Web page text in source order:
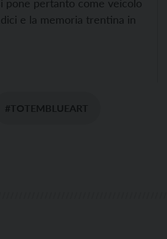
pone pertanto come veicolo
e la memoria trentina in
#TOTEMBLUEART